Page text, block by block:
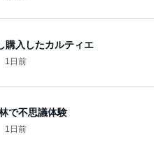
購入したカルティエ
1日前
で不思議体験
1日前